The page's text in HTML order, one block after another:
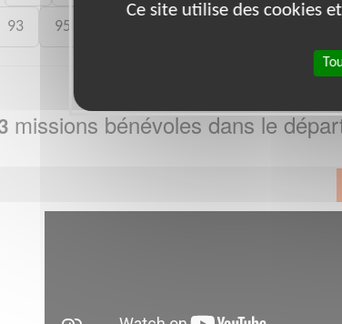
93 95
missions bénévoles dans le
Ce site utilise des cookies